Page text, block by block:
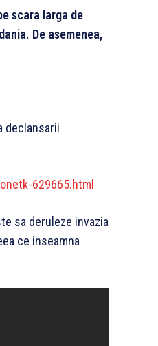
scara larga de
De asemenea,
declansarii
629665.html
sa deruleze invazia
ce inseamna